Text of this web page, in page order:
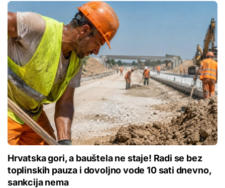
Hrvatska gori, a bauštela ne staje! Radi se bez
toplinskih pauza i dovoljno vode 10 sati dnevno,
sankcija nema